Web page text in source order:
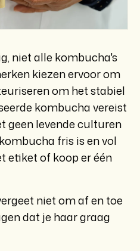
niet alle kombucha's
kiezen ervoor om
om het stabiel
kombucha vereist
geen levende culturen
fris is en vol
etiket of koop er één
niet om af en toe
dat je haar graag